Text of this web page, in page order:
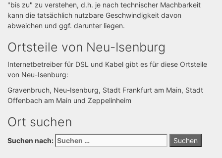
"bis zu" zu verstehen, d.h. je nach technischer Machbarkeit
kann die tatsächlich nutzbare Geschwindigkeit davon
abweichen und ggf. darunter liegen.
Ortsteile von Neu-Isenburg
Internetbetreiber für DSL und Kabel gibt es für diese Ortsteile
von Neu-Isenburg:
Gravenbruch, Neu-Isenburg, Stadt Frankfurt am Main, Stadt
Offenbach am Main und Zeppelinheim
Ort suchen
Suchen nach: